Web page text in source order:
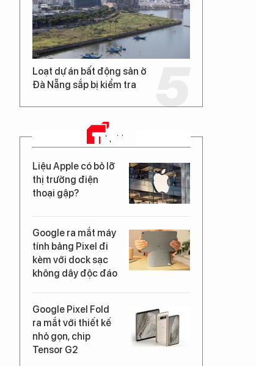
Loạt dự án bất động sản ở
Đà Nẵng sắp bị kiểm tra
TIN MỚI
Liệu Apple có bỏ lỡ
thị trường điện
thoại gập?
Google ra mắt máy
tính bảng Pixel đi
kèm với dock sạc
không dây độc đáo
Google Pixel Fold
ra mắt với thiết kế
nhỏ gọn, chip
Tensor G2